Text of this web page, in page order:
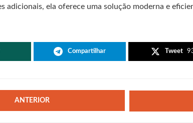
adicionais, ela oferece uma solução moderna e
Compartilhar Tweet
ANTERIOR